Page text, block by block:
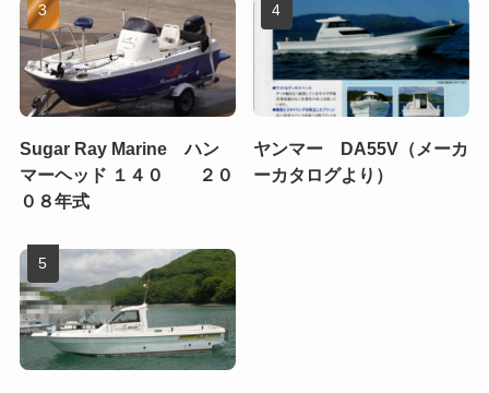
Sugar Ray Marine ハン
マーヘッド １４０ ２０
０８年式
ヤンマー DA55V（メーカ
ーカタログより）